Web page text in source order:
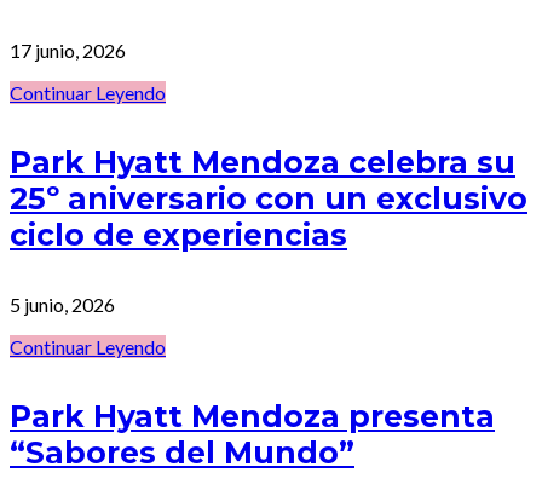
17 junio, 2026
Continuar Leyendo
Park Hyatt Mendoza celebra su
25º aniversario con un exclusivo
ciclo de experiencias
5 junio, 2026
Continuar Leyendo
Park Hyatt Mendoza presenta
“Sabores del Mundo”